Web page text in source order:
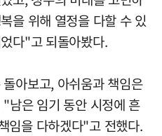
을 위해 열정을 다할 수 있
다"고 되돌아봤다.
아보고, 아쉬움과 책임은
남은 임기 동안 시정에 흔
임을 다하겠다"고 전했다.